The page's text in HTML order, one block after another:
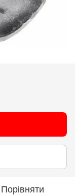
Порівняти